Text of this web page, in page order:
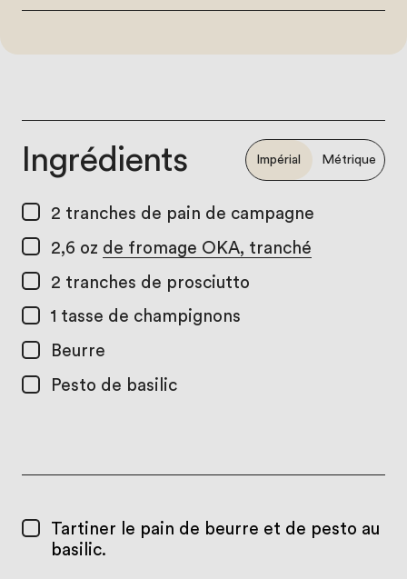
Ingrédients Impérial Métrique
2 tranches de pain de campagne
2,6 oz de fromage OKA, tranché
2 tranches de prosciutto
1 tasse de champignons
Beurre
Pesto de basilic
Tartiner le pain de beurre et de pesto au
basilic.